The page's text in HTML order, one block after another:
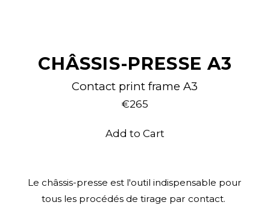
CHÂSSIS-PRESSE A3
Contact print frame A3
€265
Add to Cart
Le châssis-presse est l'outil indispensable pour
tous les procédés de tirage par contact.